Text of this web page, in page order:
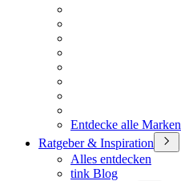
Entdecke alle Marken
Ratgeber & Inspiration
Alles entdecken
tink Blog